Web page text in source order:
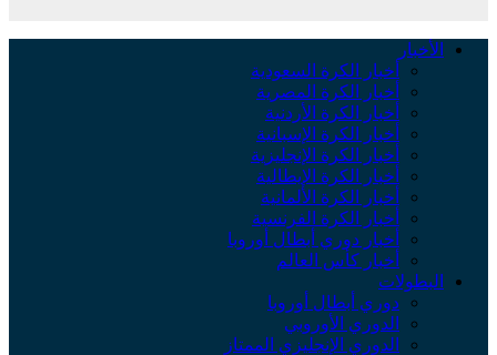
الأخبار
أخبار الكرة السعودية
أخبار الكرة المصرية
أخبار الكرة الأردنية
أخبار الكرة الإسبانية
أخبار الكرة الإنجليزية
أخبار الكرة الإيطالية
أخبار الكرة الألمانية
أخبار الكرة الفرنسية
أخبار دوري أبطال أوروبا
أخبار كأس العالم
البطولات
دوري أبطال أوروبا
الدوري الأوروبي
الدوري الإنجليزي الممتاز